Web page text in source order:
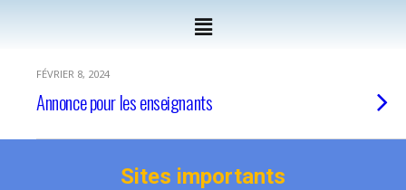
FÉVRIER 8, 2024
Annonce pour les enseignants
Sites importants